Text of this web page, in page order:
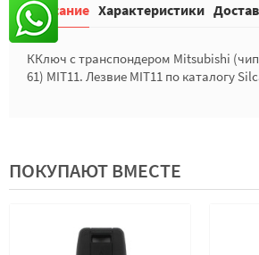
Описание Характеристики
ККлюч с транспондером Mitsubishi
61) MIT11. Лезвие MIT11 по каталогу
ПОКУПАЮТ ВМЕСТЕ